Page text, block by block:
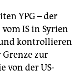
YPG – der
IS in Syrien
kontrollieren
zur
von der US-